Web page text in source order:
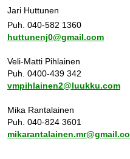
Jari Huttunen
Puh. 040-582 1360
huttunenj0@gmail.com
Veli-Matti Pihlainen
Puh. 0400-439 342
vmpihlainen2@luukku.com
Mika Rantalainen
Puh. 040-824 3601